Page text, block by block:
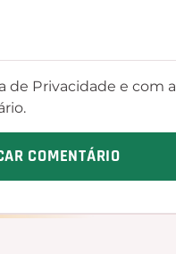
de Privacidade e com a
COMENTÁRIO